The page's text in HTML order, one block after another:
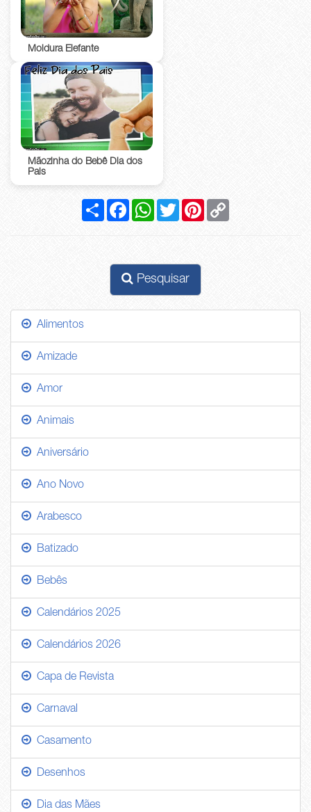
Moldura Elefante
Mãozinha do Bebê Dia dos
Pais
Compartilhar
FacebookWhatsApp
Twitter Pinterest
Pesquisar
Alimentos
Amizade
Amor
Animais
Aniversário
Ano Novo
Arabesco
Batizado
Bebês
Calendários 2025
Calendários 2026
Capa de Revista
Carnaval
Casamento
Desenhos
Dia das Mães